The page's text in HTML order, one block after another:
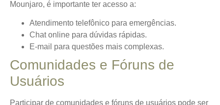
Mounjaro, é importante ter acesso a:
Atendimento telefônico para emergências.
Chat online para dúvidas rápidas.
E-mail para questões mais complexas.
Comunidades e Fóruns de
Usuários
Participar de comunidades e fóruns de usuários pode ser